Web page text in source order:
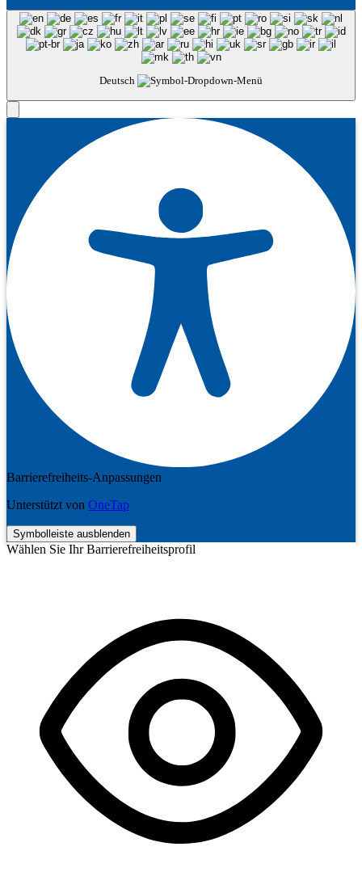
Deutsch
Barrierefreiheits-Anpassungen
Unterstützt von OneTap
Symbolleiste ausblenden
Wählen Sie Ihr Barrierefreiheitsprofil